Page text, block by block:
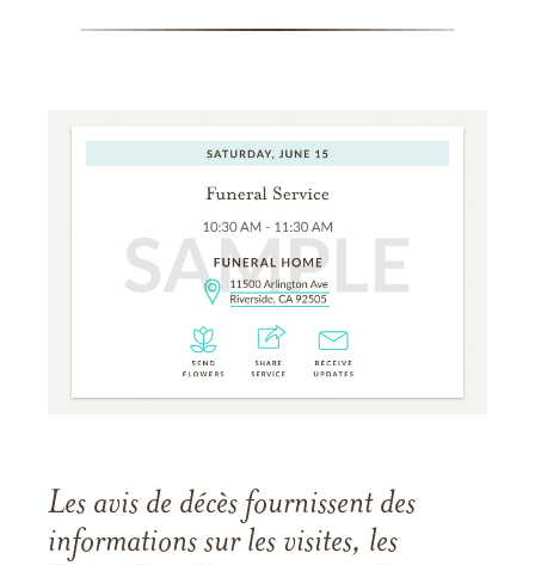
Les avis de décès fournissent des
informations sur les visites, les